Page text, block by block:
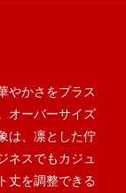
やかさをプラス
オーバーサイズ
は、凛とした佇
ネスでもカジュ
丈を調整できる